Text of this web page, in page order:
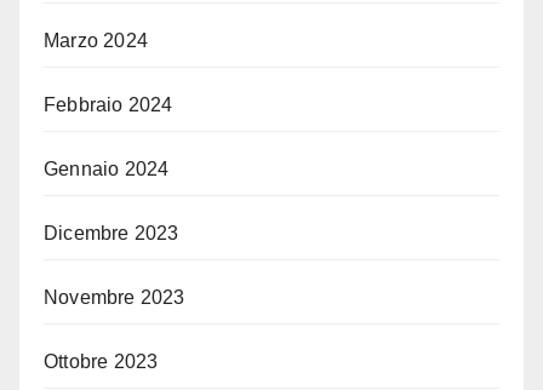
Marzo 2024
Febbraio 2024
Gennaio 2024
Dicembre 2023
Novembre 2023
Ottobre 2023